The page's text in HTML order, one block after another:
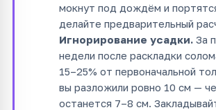
мокнут под дождём и
делайте предварительный
Игнорирование усадки. За
недели после раскладки
15–25% от первоначальной
вы разложили ровно 10 см —
останется 7–8 см.